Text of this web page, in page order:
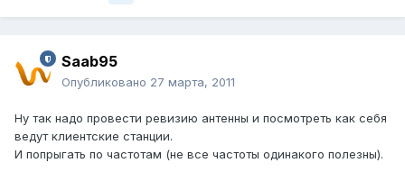
Saab95
Опубликовано 27 марта, 2011
Ну так надо провести ревизию антенны и посмотреть как себя
ведут клиентские станции.
И попрыгать по частотам (не все частоты одинакого полезны).